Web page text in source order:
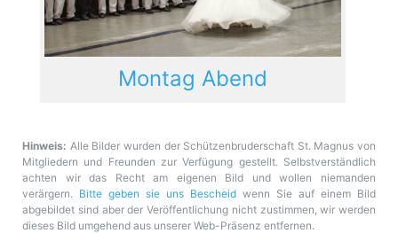
Montag Abend
Hinweis: Alle Bilder wurden der Schützenbruderschaft St. Magnus von
Mitgliedern und Freunden zur Verfügung gestellt. Selbstverständlich
achten wir das Recht am eigenen Bild und wollen niemanden
verärgern. Bitte geben sie uns Bescheid wenn Sie auf einem Bild
abgebildet sind aber der Veröffentlichung nicht zustimmen, wir werden
dieses Bild umgehend aus unserer Web-Präsenz entfernen.